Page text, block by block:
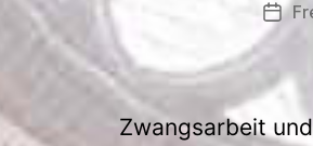
Zwangsarbeit